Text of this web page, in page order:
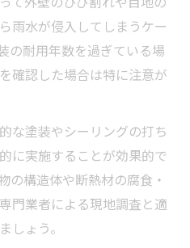
雨水が侵入してしまうケー
の耐用年数を過ぎている場
確認した場合は特に注意が
な塗装やシーリングの打ち
に実施することが効果的で
の構造体や断熱材の腐食・
門業者による現地調査と適
しょう。